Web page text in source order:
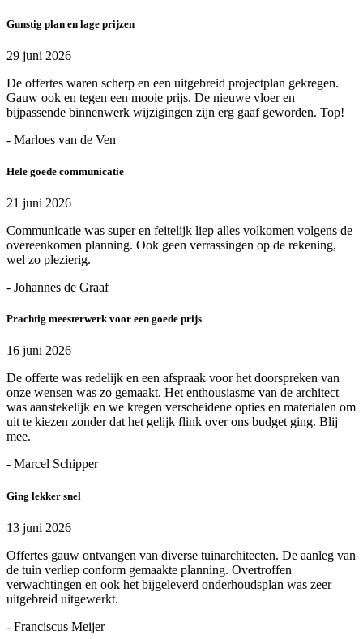
Gunstig plan en lage prijzen
29 juni 2026
De offertes waren scherp en een uitgebreid projectplan gekregen.
Gauw ook en tegen een mooie prijs. De nieuwe vloer en
bijpassende binnenwerk wijzigingen zijn erg gaaf geworden. Top!
- Marloes van de Ven
Hele goede communicatie
21 juni 2026
Communicatie was super en feitelijk liep alles volkomen volgens de
overeenkomen planning. Ook geen verrassingen op de rekening,
wel zo plezierig.
- Johannes de Graaf
Prachtig meesterwerk voor een goede prijs
16 juni 2026
De offerte was redelijk en een afspraak voor het doorspreken van
onze wensen was zo gemaakt. Het enthousiasme van de architect
was aanstekelijk en we kregen verscheidene opties en materialen om
uit te kiezen zonder dat het gelijk flink over ons budget ging. Blij
mee.
- Marcel Schipper
Ging lekker snel
13 juni 2026
Offertes gauw ontvangen van diverse tuinarchitecten. De aanleg van
de tuin verliep conform gemaakte planning. Overtroffen
verwachtingen en ook het bijgeleverd onderhoudsplan was zeer
uitgebreid uitgewerkt.
- Franciscus Meijer